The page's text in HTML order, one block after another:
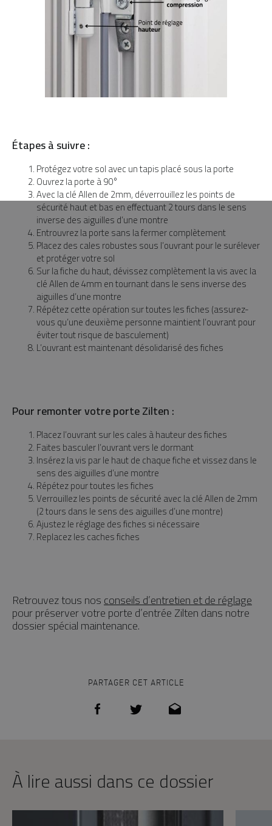
Étapes à suivre :
Protégez votre sol avec un tapis placé sous la porte
Ouvrez la porte à 90°
Avec la clé Allen de 2mm, déverrouillez les points de
sécurité haut et bas en effectuant 2 tours dans le sens
inverse des aiguilles d’une montre
Entrouvrez la porte sans la fermer complètement
Placez des cales robustes sous l’ouvrant pour le surélever
et protéger votre sol
Sur la fiche du haut, dévissez complètement la vis avec la
clé Allen de 4mm en tournant dans le sens inverse des
aiguilles d’une montre
Répétez cette opération sur toutes les fiches (assurez-
vous qu’une deuxième personne maintient l’ouvrant pour
éviter tout risque de basculement)
L’ouvrant est maintenant désolidarisé des fiches
Pour remonter votre porte Zilten :
Placez l’ouvrant sur les cales à hauteur des fiches
Faites basculer l’ouvrant vers le dormant
Insérez la vis par le haut de chaque fiche et vissez dans le
sens des aiguilles d’une montre
Répétez pour toutes les fiches
Verrouillez les points de sécurité avec la clé Allen de 2mm
(2 tours dans le sens des aiguilles d’une montre)
Ajustez le réglage des fiches si nécessaire
Replacez les caches fiches
Retrouvez tous nosconseils d’entretien et de réglage
pour préserver votre porte d’entrée Zilten dans notre
dossier spécial maintenance.
PARTAGER CET ARTICLE
À lire aussi dans ce dossier